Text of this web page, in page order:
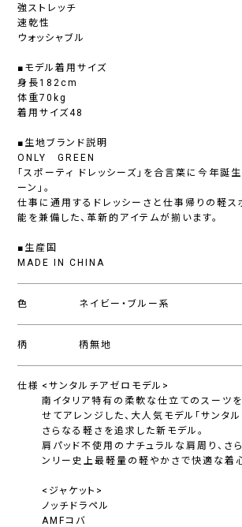
強ストレッチ
速乾性
ウォッシャブル
■モデル着用サイズ
身長182cm
体重70kg
着用サイズ48
■生地ブランド説明
ONLY GREEN
「スポーティ ドレッシーズ」を合言葉に今年誕
ーン」。
仕事に通用するドレッシーさと仕事帰りの軽
能を兼備した、革新的アイテムが揃います。
■生産国
MADE IN CHINA
色 ネイビー・ブルー系
柄 柄無地
仕様 <サンタルチアゼロモデル>
南イタリア特有の柔軟な仕立てのスーツ
せてアレンジした、大人気モデル「サンタル
さらなる軽さを追求した新モデル。
肩パッド不使用のナチュラルな肩周り、さ
ンリー史上最軽量の軽やかさで快適な着
<ジャケット>
ノッチドラペル
AMFコバ